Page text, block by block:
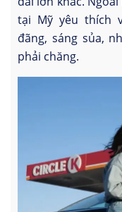
tại Mỹ yêu thích
đãng, sáng sủa,
phải chăng.